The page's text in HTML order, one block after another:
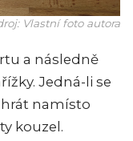
Vlastní foto autora
a následně
Jedná-li se
namísto
kouzel.